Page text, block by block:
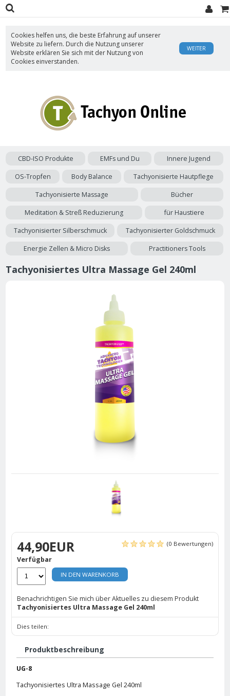
Cookies helfen uns, die beste Erfahrung auf unserer
Website zu liefern. Durch die Nutzung unserer
Website erklären Sie sich mit der Nutzung von
Cookies einverstanden.
WEITER
CBD-ISO Produkte EMFs und Du Innere Jugend
OS-Tropfen Body Balance Tachyonisierte Hautpflege
Tachyonisierte Massage Bücher
Meditation & Streß Reduzierung für Haustiere
Tachyonisierter Silberschmuck Tachyonisierter Goldschmuck
Energie Zellen & Micro Disks Practitioners Tools
Tachyonisiertes Ultra Massage Gel 240ml
44,90EUR (0 Bewertungen)
Verfügbar
IN DEN WARENKORB
Benachrichtigen Sie mich über Aktuelles zu diesem Produkt
Tachyonisiertes Ultra Massage Gel 240ml
Dies teilen:
Produktbeschreibung
UG-8
Tachyonisiertes Ultra Massage Gel 240ml